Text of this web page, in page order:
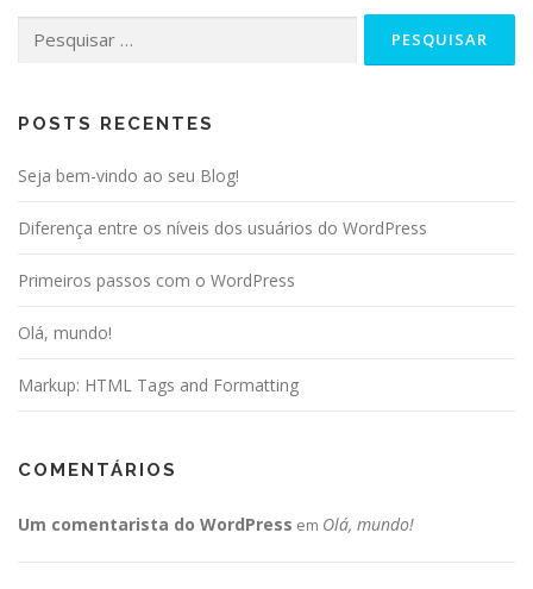
por:
POSTS RECENTES
Seja bem-vindo ao seu Blog!
Diferença entre os níveis dos usuários do WordPress
Primeiros passos com o WordPress
Olá, mundo!
Markup: HTML Tags and Formatting
COMENTÁRIOS
Um comentarista do WordPress em Olá, mundo!